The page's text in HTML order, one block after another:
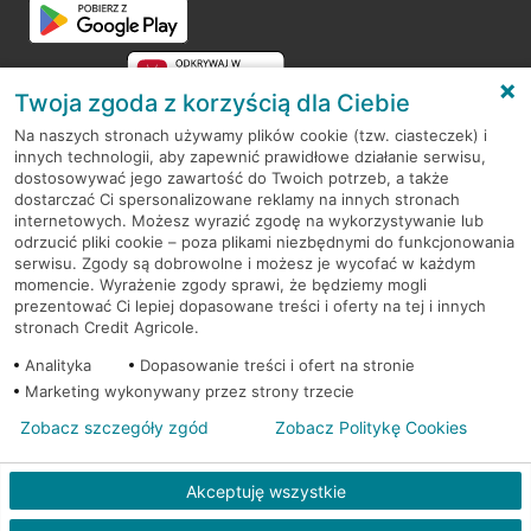
RODO
Regulamin serwisu
Mapa serwisu
PolitykaCookies
© 2026 Credit Agricole Bank Polska S.A. Wszelkie prawa zastrzeżone
Twoja zgoda z korzyścią dla Ciebie
Na naszych stronach używamy plików cookie (tzw. ciasteczek) i
innych technologii, aby zapewnić prawidłowe działanie serwisu,
dostosowywać jego zawartość do Twoich potrzeb, a także
dostarczać Ci spersonalizowane reklamy na innych stronach
internetowych. Możesz wyrazić zgodę na wykorzystywanie lub
odrzucić pliki cookie – poza plikami niezbędnymi do funkcjonowania
serwisu. Zgody są dobrowolne i możesz je wycofać w każdym
momencie. Wyrażenie zgody sprawi, że będziemy mogli
prezentować Ci lepiej dopasowane treści i oferty na tej i innych
stronach Credit Agricole.
Analityka
Dopasowanie treści i ofert na stronie
Marketing wykonywany przez strony trzecie
Akceptuję wszystkie
Zobacz szczegóły zgód Zobacz Politykę Cookies